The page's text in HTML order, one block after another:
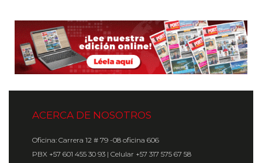
ACERCA DE NOSOTROS
Oficina: Carrera 12 # 79 -08 oficina 606
PBX +57 601 455 30 93 | Celular +57 317 575 67 58